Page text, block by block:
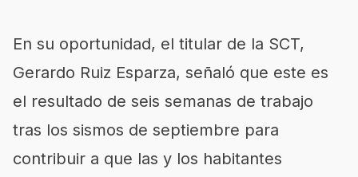
En su oportunidad, el titular de la SCT,
Gerardo Ruiz Esparza, señaló que este es
el resultado de seis semanas de trabajo
tras los sismos de septiembre para
contribuir a que las y los habitantes